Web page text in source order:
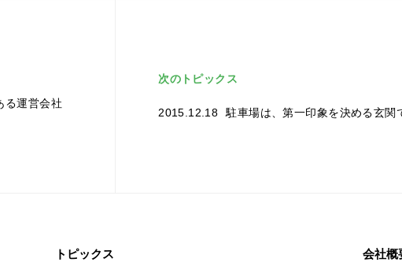
る運営会社
次のトピックス
2015.12.18 駐車場は、第一印象を決める玄関
トピックス 会社概